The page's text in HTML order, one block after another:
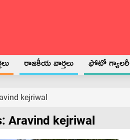
రాజకీయ వార్తలు ఫోటో గ్యాలరీ
kejriwal
Aravind kejriwal